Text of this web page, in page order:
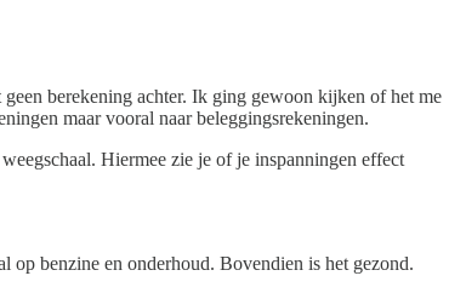
berekening achter. Ik ging gewoon kijken of het me
maar vooral naar beleggingsrekeningen.
Hiermee zie je of je inspanningen effect
op benzine en onderhoud. Bovendien is het gezond.